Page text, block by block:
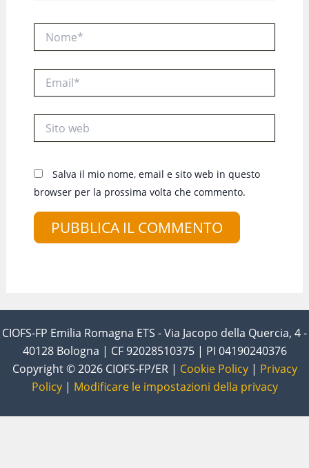
web
Salva il mio nome, email e sito web in questo
browser per la prossima volta che commento.
CIOFS-FP Emilia Romagna ETS - Via Jacopo della Quercia, 4 -
40128 Bologna | CF 92028510375 | PI 04190240376
Copyright © 2026 CIOFS-FP/ER | Cookie Policy| Privacy
Policy| Modificare le impostazioni della privacy